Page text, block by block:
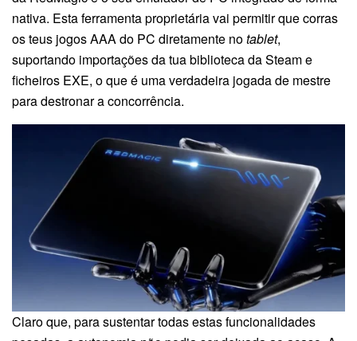
nativa. Esta ferramenta proprietária vai permitir que corras
os teus jogos AAA do PC diretamente notablet,
suportando importações da tua biblioteca da Steam e
ficheiros EXE, o que é uma verdadeira jogada de mestre
para destronar a concorrência.
Claro que, para sustentar todas estas funcionalidades